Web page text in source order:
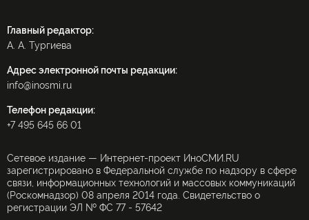
Главный редактор:
А. А. Тургиева
Адрес электронной почты редакции:
info@inosmi.ru
Телефон редакции:
+7 495 645 66 01
Сетевое издание — Интернет-проект ИноСМИ.RU
зарегистрировано в Федеральной службе по надзору в сфере
связи, информационных технологий и массовых коммуникаций
(Роскомнадзор) 08 апреля 2014 года. Свидетельство о
регистрации ЭЛ № ФС 77 - 57642